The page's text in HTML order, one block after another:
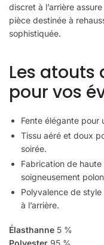
discret à l’arrière
pièce destinée à
sophistiquée.
Les atouts
pour vos
Fente élégante pour
Tissu aéré et doux
soirée.
Fabrication de
soigneusement
Polyvalence de
à l’arrière.
Élasthanne 5 %